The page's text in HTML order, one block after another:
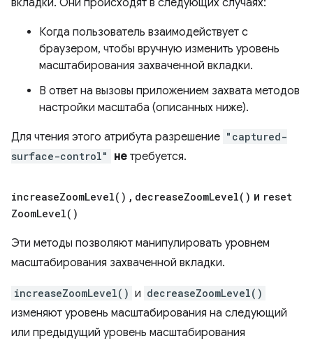
вкладки. Они происходят в следующих случаях:
Когда пользователь взаимодействует с
браузером, чтобы вручную изменить уровень
масштабирования захваченной вкладки.
В ответ на вызовы приложением захвата методов
настройки масштаба (описанных ниже).
Для чтения этого атрибута разрешение "captured-
surface-control"
не требуется.
increaseZoomLevel( ) , decreaseZoomLevel( ) и reset
ZoomLevel( )
Эти методы позволяют манипулировать уровнем
масштабирования захваченной вкладки.
increaseZoomLevel() и decreaseZoomLevel()
изменяют уровень масштабирования на следующий
или предыдущий уровень масштабирования